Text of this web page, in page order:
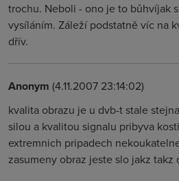
trochu. Neboli - ono je to bůhvíjak
vysíláním. Záleží podstatně víc na
dřív.
Anonym (4.11.2007 23:14:02)
kvalita obrazu je u dvb-t stale
silou a kvalitou signalu pribyva
extremnich pripadech
zasumeny obraz jeste slo jakz takz